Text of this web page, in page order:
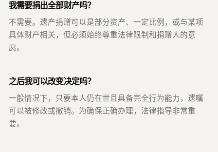
我需要捐出全部财产吗？
不需要。遗产捐赠可以是部分资产、一定比例，或与某项
具体财产相关，但必须始终尊重法律限制和捐赠人的意
愿。
之后我可以改变决定吗？
一般情况下，只要本人仍在世且具备完全行为能力，遗嘱
可以被修改或撤销。为确保正确办理，法律指导非常重
要。